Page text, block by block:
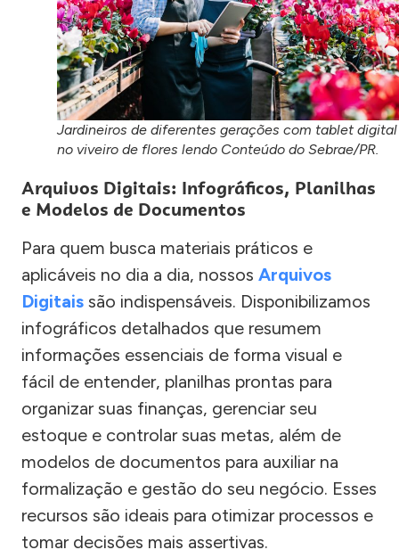
Jardineiros de diferentes gerações com tablet digital
no viveiro de flores lendo Conteúdo do Sebrae/PR.
Arquivos Digitais: Infográficos, Planilhas
e Modelos de Documentos
Para quem busca materiais práticos e
aplicáveis no dia a dia, nossos Arquivos
Digitais são indispensáveis. Disponibilizamos
infográficos detalhados que resumem
informações essenciais de forma visual e
fácil de entender, planilhas prontas para
organizar suas finanças, gerenciar seu
estoque e controlar suas metas, além de
modelos de documentos para auxiliar na
formalização e gestão do seu negócio. Esses
recursos são ideais para otimizar processos e
tomar decisões mais assertivas.